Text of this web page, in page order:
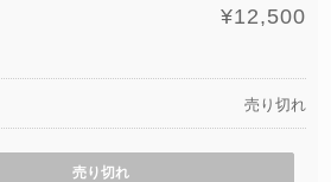
¥12,500
売り切れ
売り切れ